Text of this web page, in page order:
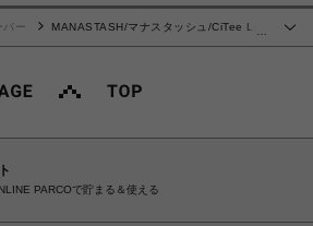
バー
MANASTASH/マナスタッシュ/CiTee L/S
PARCOで貯まる＆使える